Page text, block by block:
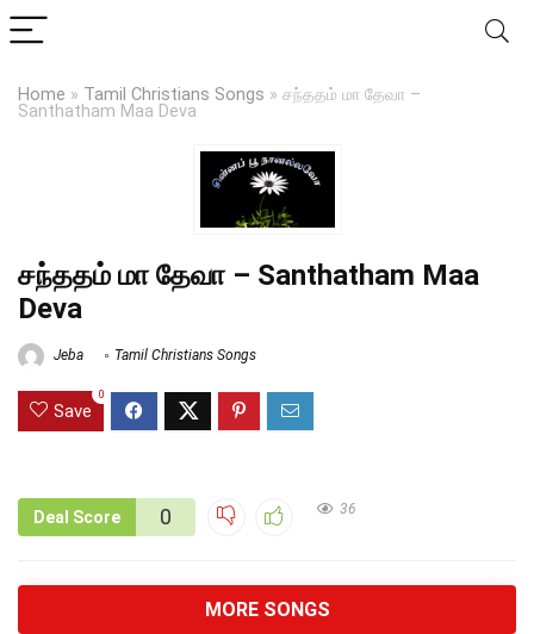
Home » Tamil Christians Songs » சந்ததம் மா தேவா –
Santhatham Maa Deva
சந்ததம் மா தேவா – Santhatham Maa
Deva
Jeba Tamil Christians Songs
Save
0
Deal Score 0 36
MORE SONGS